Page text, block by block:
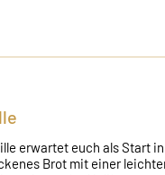
erwartet euch als Start
Brot mit einer